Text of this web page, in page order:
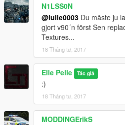
Här är Volvo v90:n -> https://
mods.com/vehicles/2017-volvo-
Hoppas du gillar det! :)
N1LSS0N
@lulle0003 Du måste ju
gjort v90´n först Sen
Textures...
18 Tháng tư, 2017
Elle Pelle Tác giả
:)
18 Tháng tư, 2017
MODDINGErikS